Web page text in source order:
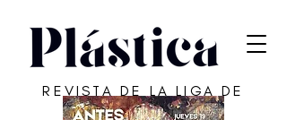
REVISTA DE LA LIGA DE
ARTE DE SAN JUAN